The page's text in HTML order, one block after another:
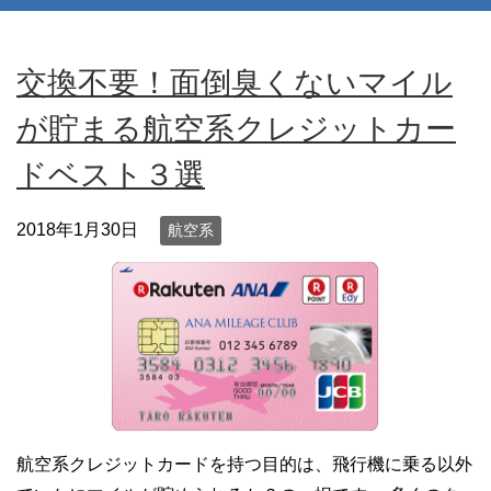
交換不要！面倒臭くないマイル
が貯まる航空系クレジットカー
ドベスト３選
2018年1月30日 航空系
航空系クレジットカードを持つ目的は、飛行機に乗る以外